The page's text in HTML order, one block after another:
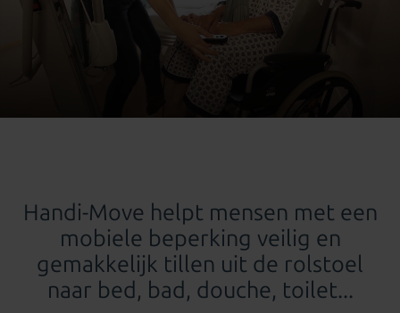
Handi-Move helpt mensen met een
mobiele beperking veilig en
gemakkelijk tillen uit de rolstoel
naar bed, bad, douche, toilet...